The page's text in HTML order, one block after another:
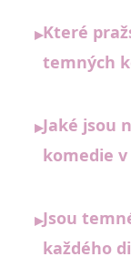
▸Které
temných
▸Jaké jsou
komedie
▸Jsou
každého